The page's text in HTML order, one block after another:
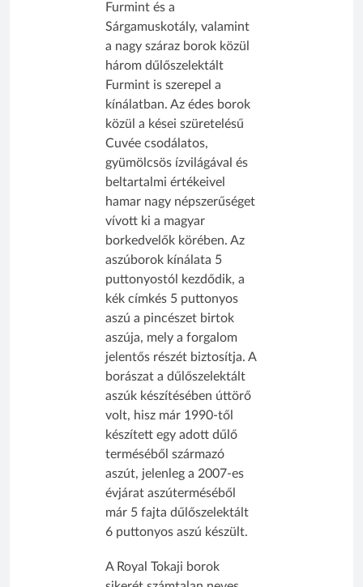
Furmint és a
Sárgamuskotály, valamint
a nagy száraz borok közül
három dűlőszelektált
Furmint is szerepel a
kínálatban. Az édes borok
közül a kései szüretelésű
Cuvée csodálatos,
gyümölcsös ízvilágával és
beltartalmi értékeivel
hamar nagy népszerűséget
vívott ki a magyar
borkedvelők körében. Az
aszúborok kínálata 5
puttonyostól kezdődik, a
kék címkés 5 puttonyos
aszú a pincészet birtok
aszúja, mely a forgalom
jelentős részét biztosítja. A
borászat a dűlőszelektált
aszúk készítésében úttörő
volt, hisz már 1990-től
készített egy adott dűlő
terméséből származó
aszút, jelenleg a 2007-es
évjárat aszúterméséből
már 5 fajta dűlőszelektált
6 puttonyos aszú készült.
A Royal Tokaji borok